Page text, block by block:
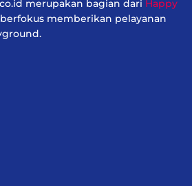
merupakan bagian dari Happy
memberikan pelayanan